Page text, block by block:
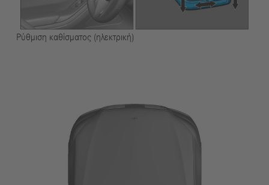
Ρύθμιση καθίσματος (ηλεκτρική)